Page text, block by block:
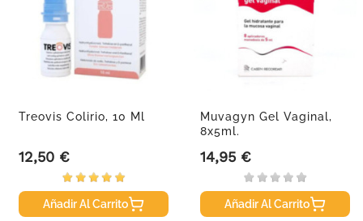
Treovis Colirio, 10 Ml
Precio
12,50 €
Añadir Al Carrito
Muvagyn Gel Vaginal,
8x5ml.
Precio
14,95 €
Añadir Al Carrito